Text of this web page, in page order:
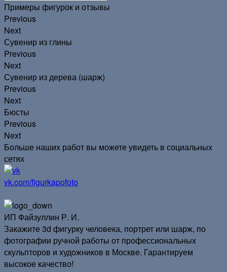
Примеры фигурок и отзывы
Previous
Next
Сувенир из глины
Previous
Next
Сувенир из дерева (шарж)
Previous
Next
Бюсты
Previous
Next
Больше наших работ вы можете увидеть в социальных
сетях
vk.com/figurkapofoto
ИП Файзуллин Р. И.
Закажите 3d фигурку человека, портрет или шарж, по
фотографии ручной работы от профессиональных
скульпторов и художников в Москве. Гарантируем
высокое качество!